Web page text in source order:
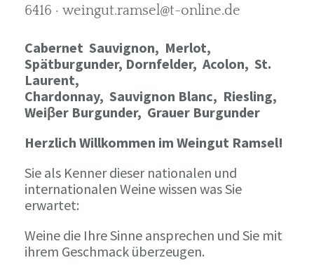
6416 · weingut.ramsel@t-online.de
Cabernet Sauvignon, Merlot,
Spätburgunder, Dornfelder, Acolon, St.
Laurent,
Chardonnay, Sauvignon Blanc, Riesling,
Weiβer Burgunder, Grauer Burgunder
Herzlich Willkommen im Weingut Ramsel!
Sie als Kenner dieser nationalen und
internationalen Weine wissen was Sie
erwartet:
Weine die Ihre Sinne ansprechen und Sie mit
ihrem Geschmack überzeugen.